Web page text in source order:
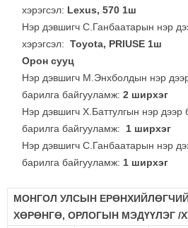
хэрэгсэл: Lexus, 570 1ш
Нэр дэвшигч С.Ганбаатарын нэр
хэрэгсэл: Toyota, PRIUSE 1ш
Орон сууц
Нэр дэвшигч М.Энхболдын нэр
барилга байгууламж: 2 ширхэг
Нэр дэвшигч Х.Баттулгын нэр дээр
барилга байгууламж: 1 ширхэг
Нэр дэвшигч С.Ганбаатарын нэр
барилга байгууламж: 1 ширхэг
МОНГОЛ УЛСЫН
ХӨРӨНГӨ, ОРЛОГЫН МЭДҮҮЛЭГ /